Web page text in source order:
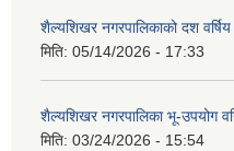
शैल्यशिखर नगरपालिकाको दश वर्षिय
मिति: 05/14/2026 - 17:33
शैल्यशिखर नगरपालिका भू-उपयोग
मिति: 03/24/2026 - 15:54